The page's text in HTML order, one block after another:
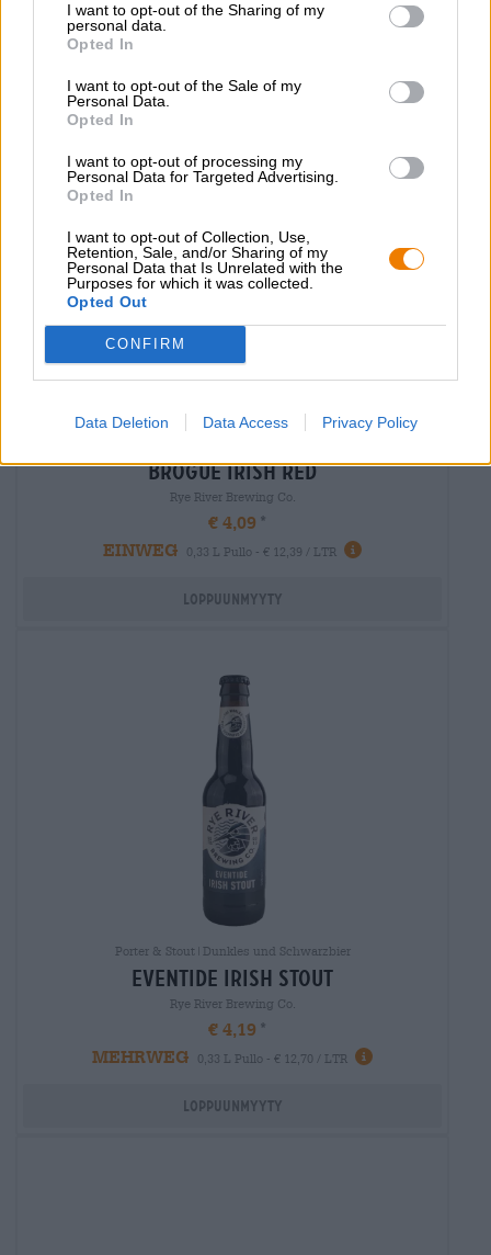
I want to opt-out of the Sharing of my
personal data.
Opted In
I want to opt-out of the Sale of my
Personal Data.
Opted In
I want to opt-out of processing my
Personal Data for Targeted Advertising.
Opted In
I want to opt-out of Collection, Use,
Retention, Sale, and/or Sharing of my
Personal Data that Is Unrelated with the
Purposes for which it was collected.
Opted Out
CONFIRM
Data Deletion Data Access Privacy Policy
€ 4,19
Loppuunmyyty
brogue irish red
Rye River Brewing Co.
€ 4,09
EINWEG
0,33 L Pullo - € 12,39 / LTR
Loppuunmyyty
Porter & Stout|Dunkles und Schwarzbier
Eventide irish stout
Rye River Brewing Co.
€ 4,19
MEHRWEG
0,33 L Pullo - € 12,70 / LTR
Loppuunmyyty